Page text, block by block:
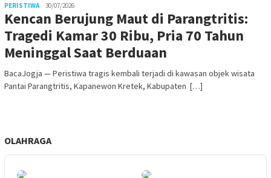
PERISTIWA 30/07/2026
Kencan Berujung Maut di Parangtritis:
Tragedi Kamar 30 Ribu, Pria 70 Tahun
Meninggal Saat Berduaan
BacaJogja — Peristiwa tragis kembali terjadi di kawasan objek wisata
Pantai Parangtritis, Kapanewon Kretek, Kabupaten […]
OLAHRAGA